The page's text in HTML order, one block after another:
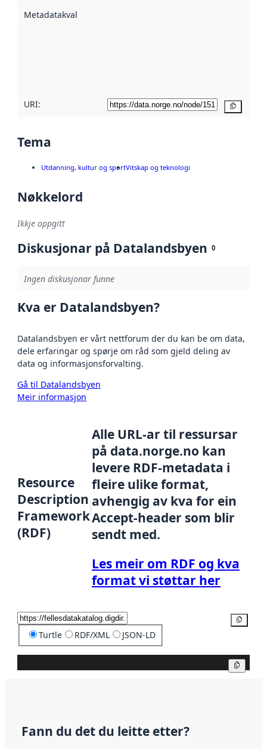
Metadatakvalitet
URI:
Tema
Utdanning, kultur og sportVitskap og teknologi
Nøkkelord
Ikkje oppgitt
Diskusjonar på Datalandsbyen 0
Ingen diskusjonar funne
Kva er Datalandsbyen?
Datalandsbyen er vårt nettforum der du kan be om data,
dele erfaringar og spørje om råd som gjeld deling av
data og informasjonsforvalting.
Gå til Datalandsbyen
Meir informasjon
Resource
Description
Framework
(RDF)
Alle URL-ar til ressursar
på data.norge.no kan
levere RDF-metadata i
fleire ulike format,
avhengig av kva for ein
Accept-header som blir
sendt med.
Les meir om RDF og kva
format vi støttar her
Turtle RDF/XML JSON-LD
Fann du det du leitte etter?